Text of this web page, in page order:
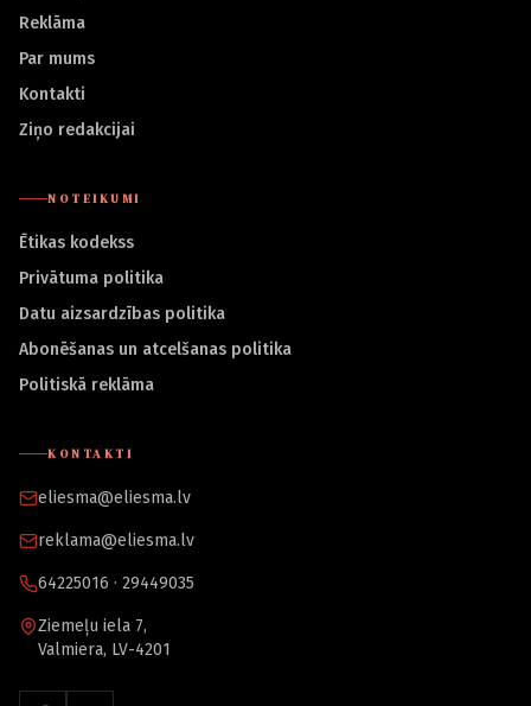
Reklāma
Par mums
Kontakti
Ziņo redakcijai
NOTEIKUMI
Ētikas kodekss
Privātuma politika
Datu aizsardzības politika
Abonēšanas un atcelšanas politika
Politiskā reklāma
KONTAKTI
eliesma@eliesma.lv
reklama@eliesma.lv
64225016 · 29449035
Ziemeļu iela 7,
Valmiera, LV-4201